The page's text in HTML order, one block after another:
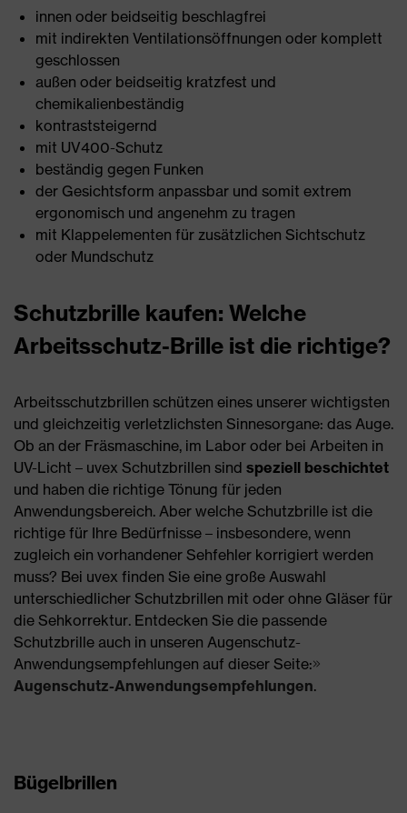
innen oder beidseitig beschlagfrei
mit indirekten Ventilationsöffnungen oder komplett
geschlossen
außen oder beidseitig kratzfest und
chemikalienbeständig
kontraststeigernd
mit UV400-Schutz
beständig gegen Funken
der Gesichtsform anpassbar und somit extrem
ergonomisch und angenehm zu tragen
mit Klappelementen für zusätzlichen Sichtschutz
oder Mundschutz
Schutzbrille kaufen: Welche
Arbeitsschutz-Brille ist die richtige?
Arbeitsschutzbrillen schützen eines unserer wichtigsten
und gleichzeitig verletzlichsten Sinnesorgane: das Auge.
Ob an der Fräsmaschine, im Labor oder bei Arbeiten in
UV-Licht – uvex Schutzbrillen sind speziell beschichtet
und haben die richtige Tönung für jeden
Anwendungsbereich. Aber welche Schutzbrille ist die
richtige für Ihre Bedürfnisse – insbesondere, wenn
zugleich ein vorhandener Sehfehler korrigiert werden
muss? Bei uvex finden Sie eine große Auswahl
unterschiedlicher Schutzbrillen mit oder ohne Gläser für
die Sehkorrektur. Entdecken Sie die passende
Schutzbrille auch in unseren Augenschutz-
Anwendungsempfehlungen auf dieser Seite:
Augenschutz-Anwendungsempfehlungen.
Bügelbrillen